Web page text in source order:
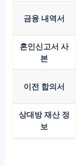
금융 내역서
혼인신고서 사
본
이전 합의서
상대방 재산 정
보